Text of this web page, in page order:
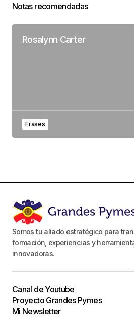
Notas recomendadas
Rosalynn Carter
Frases
Somos tu aliado estratégico para
formación, experiencias y
innovadoras.
Canal de Youtube
Proyecto Grandes Pymes
Mi Newsletter